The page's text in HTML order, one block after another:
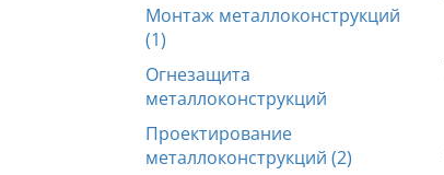
Монтаж металлоконструкций
(1)
Огнезащита
металлоконструкций
Проектирование
металлоконструкций (2)